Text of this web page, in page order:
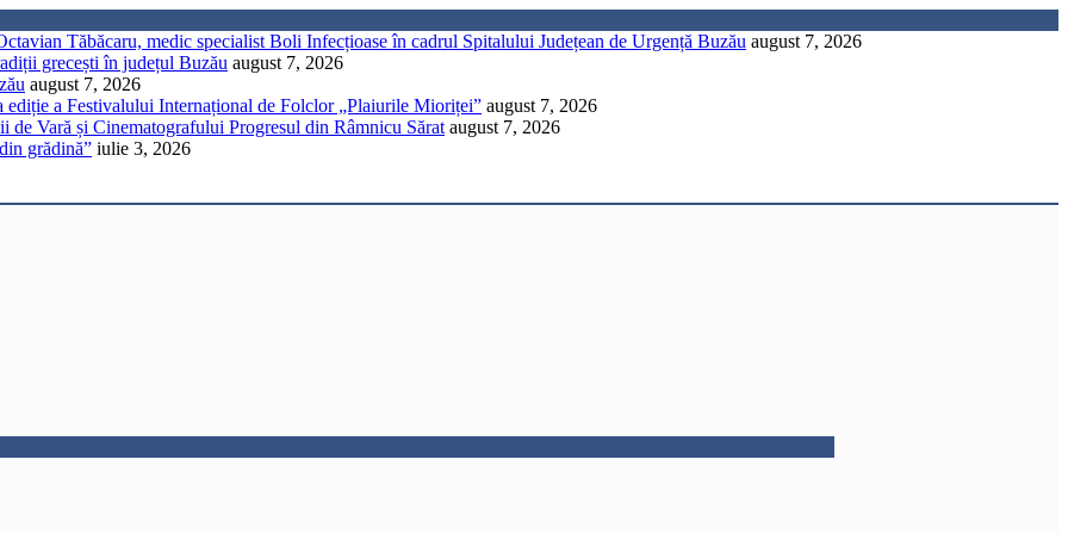
Tăbăcaru, medic specialist Boli Infecțioase în cadrul Spitalului Județean de Urgență Buzău august 7, 2026
grecești în județul Buzău august 7, 2026
august 7, 2026
a Festivalului Internațional de Folclor „Plaiurile Mioriței” august 7, 2026
de Vară și Cinematografului Progresul din Râmnicu Sărat august 7, 2026
grădină” iulie 3, 2026